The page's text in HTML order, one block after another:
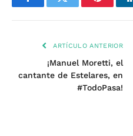
FacebookTwitter Pinterest
ARTÍCULO ANTERIOR
¡Manuel Moretti, el
cantante de Estelares, en
#TodoPasa!